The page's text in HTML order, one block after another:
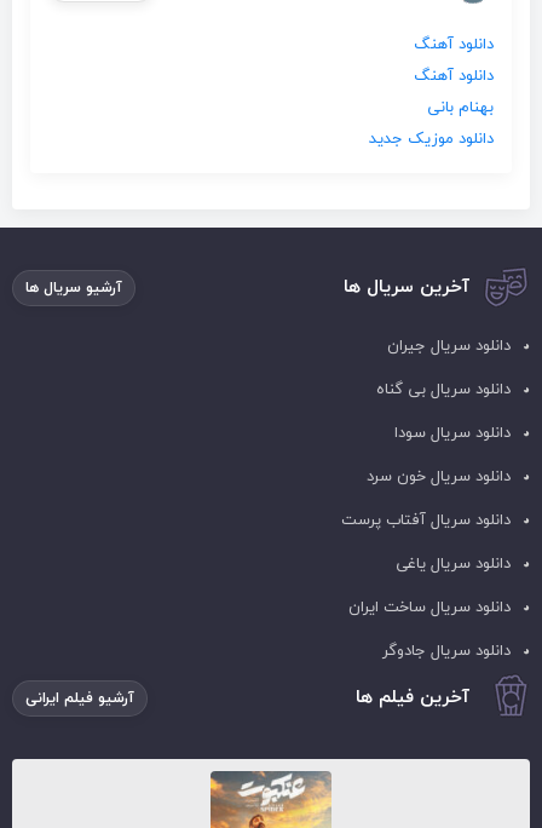
دانلود آهنگ
دانلود آهنگ
بهنام بانی
دانلود موزیک جدید
آخرین سریال ها آرشیو سریال ها
دانلود سریال جیران
دانلود سریال بی گناه
دانلود سریال سودا
دانلود سریال خون سرد
دانلود سریال آفتاب پرست
دانلود سریال یاغی
دانلود سریال ساخت ایران
دانلود سریال جادوگر
آخرین فیلم ها آرشیو فیلم ایرانی